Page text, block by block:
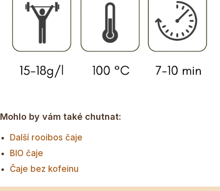
Mohlo by vám také chutnat:
Další rooibos čaje
BIO čaje
Čaje bez kofeinu